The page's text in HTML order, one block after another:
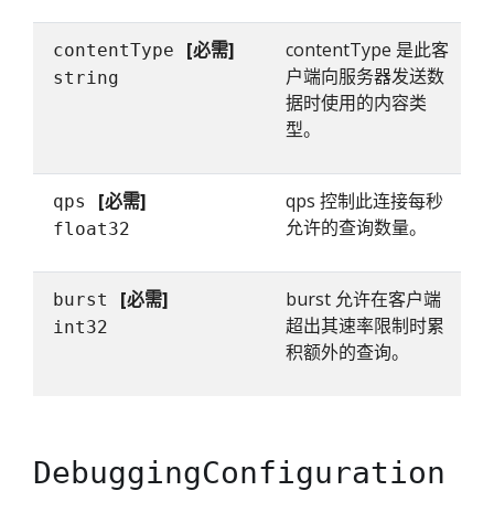
contentType [必需]
string
contentType 是此客
户端向服务器发送数
据时使用的内容类
型。
qps [必需]
float32
qps 控制此连接每秒
允许的查询数量。
burst [必需]
int32
burst 允许在客户端
超出其速率限制时累
积额外的查询。
DebuggingConfiguration